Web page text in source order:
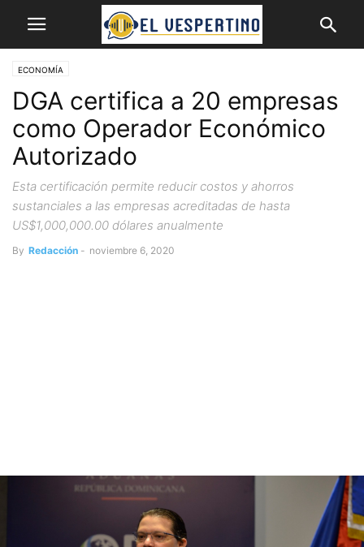
ECONOMÍA
DGA certifica a 20 empresas
como Operador Económico
Autorizado
Esta certificación permite reducir costos y ahorros
sustanciales a las empresas acreditadas de hasta
US$1,000,000.00 dólares anualmente
By Redacción - noviembre 6, 2020